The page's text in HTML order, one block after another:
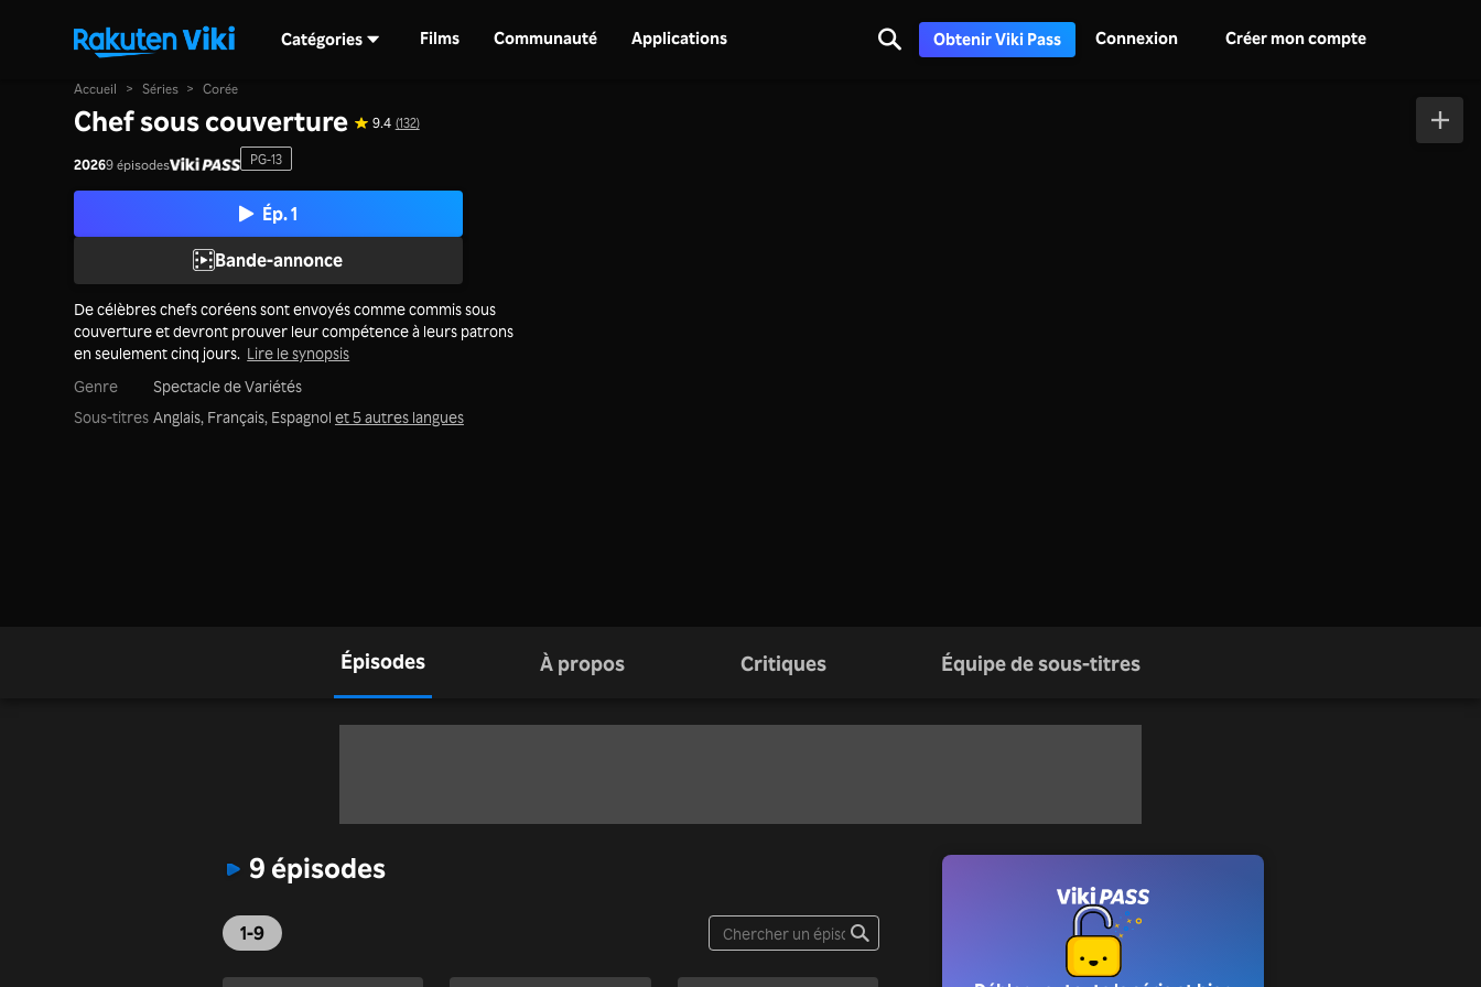
Catégories Films Communauté Applications Obtenir Viki Pass Connexion Créer mon compte
Accueil > Séries > Corée
Chef sous couverture 9.4 (132)
20269 épisodes PG-13
Ép. 1
Bande-annonce
De célèbres chefs coréens sont envoyés comme commis sous
couverture et devront prouver leur compétence à leurs patrons
en seulement cinq jours. Lire le synopsis
Genre
Spectacle de Variétés
Sous-titres Anglais, Français, Espagnol et 5 autres langues
Épisodes À propos Critiques Équipe de sous-titres
9 épisodes
1-9